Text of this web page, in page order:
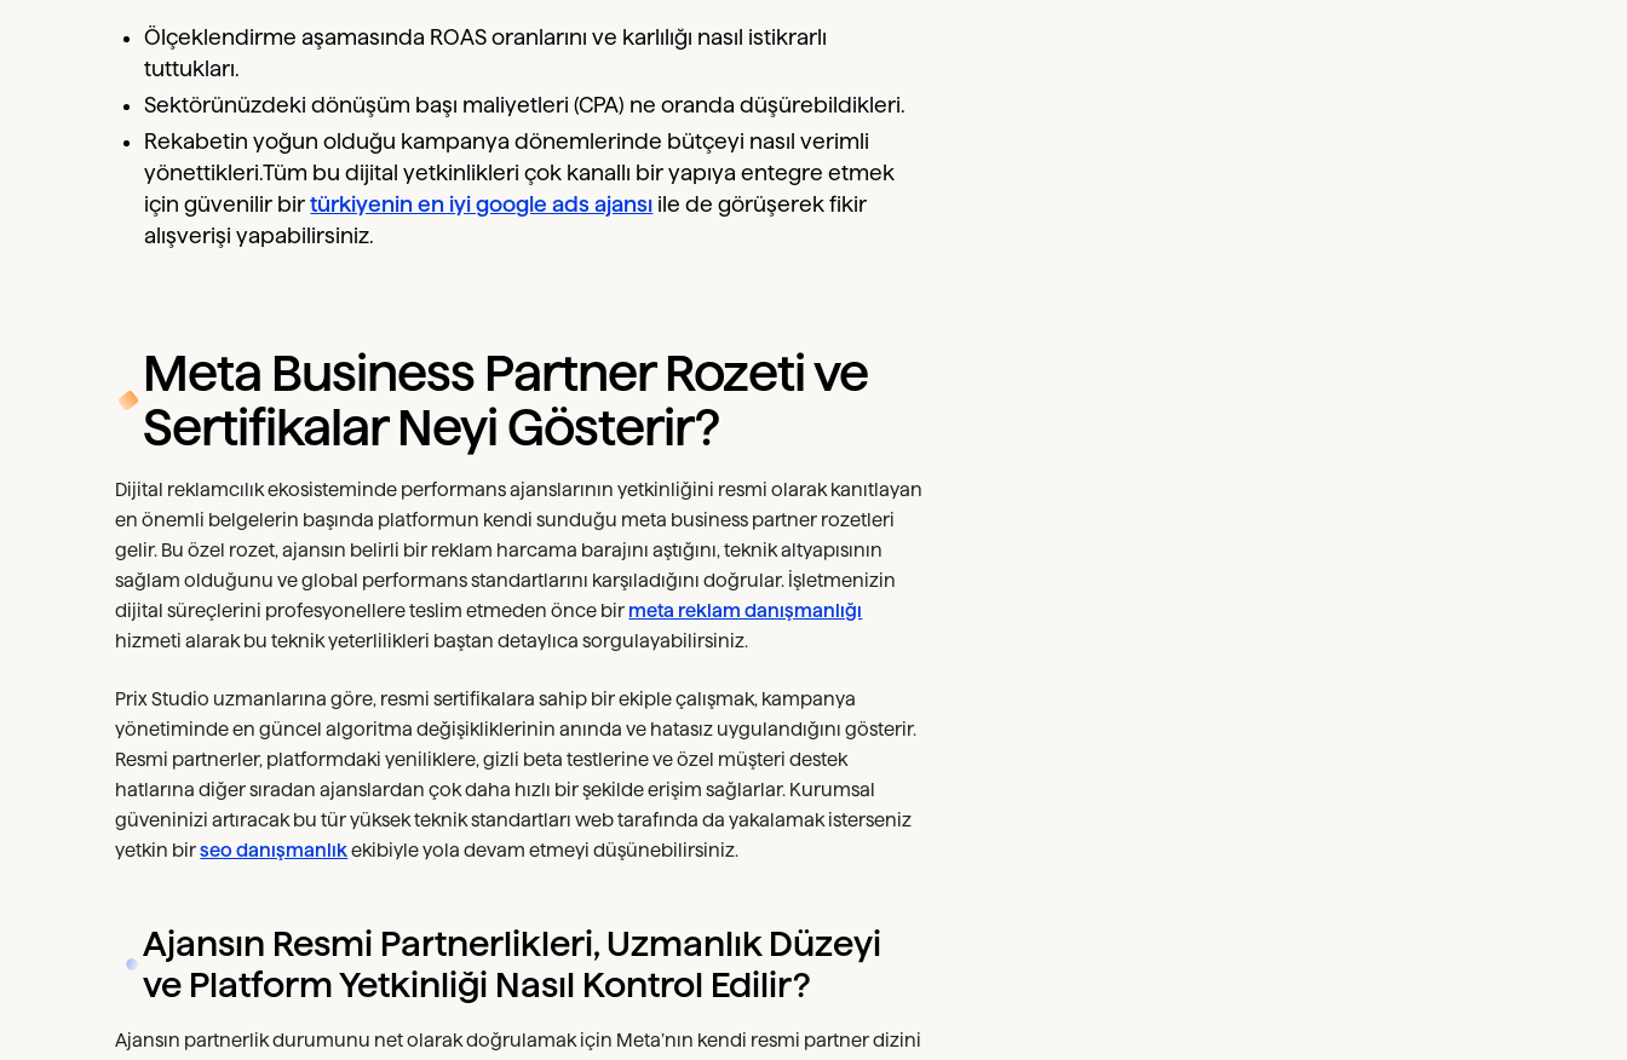
Ölçeklendirme aşamasında ROAS oranlarını ve karlılığı nasıl istikrarlı
tuttukları.
Sektörünüzdeki dönüşüm başı maliyetleri (CPA) ne oranda düşürebildikleri.
Rekabetin yoğun olduğu kampanya dönemlerinde bütçeyi nasıl verimli
yönettikleri.Tüm bu dijital yetkinlikleri çok kanallı bir yapıya entegre etmek
için güvenilir birtürkiyenin en iyi google ads ajansı ile de görüşerek fikir
alışverişi yapabilirsiniz.
Meta Business Partner Rozeti ve
Sertifikalar Neyi Gösterir?
Dijital reklamcılık ekosisteminde performans ajanslarının yetkinliğini resmi olarak kanıtlayan
en önemli belgelerin başında platformun kendi sunduğu meta business partner rozetleri
gelir. Bu özel rozet, ajansın belirli bir reklam harcama barajını aştığını, teknik altyapısının
sağlam olduğunu ve global performans standartlarını karşıladığını doğrular. İşletmenizin
dijital süreçlerini profesyonellere teslim etmeden önce bir meta reklam danışmanlığı
hizmeti alarak bu teknik yeterlilikleri baştan detaylıca sorgulayabilirsiniz.
Prix Studio uzmanlarına göre, resmi sertifikalara sahip bir ekiple çalışmak, kampanya
yönetiminde en güncel algoritma değişikliklerinin anında ve hatasız uygulandığını gösterir.
Resmi partnerler, platformdaki yeniliklere, gizli beta testlerine ve özel müşteri destek
hatlarına diğer sıradan ajanslardan çok daha hızlı bir şekilde erişim sağlarlar. Kurumsal
güveninizi artıracak bu tür yüksek teknik standartları web tarafında da yakalamak isterseniz
yetkin birseo danışmanlıkekibiyle yola devam etmeyi düşünebilirsiniz.
Ajansın Resmi Partnerlikleri, Uzmanlık Düzeyi
ve Platform Yetkinliği Nasıl Kontrol Edilir?
Ajansın partnerlik durumunu net olarak doğrulamak için Meta’nın kendi resmi partner dizini